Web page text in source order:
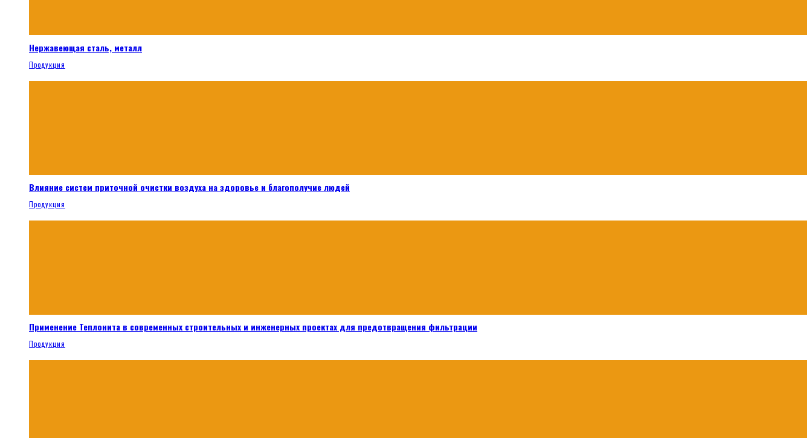
Нержавеющая сталь, металл
Продукция
Влияние систем приточной очистки воздуха на здоровье и благополучие людей
Продукция
Применение Теплонита в современных строительных и инженерных проектах для предотвращения фильтрации
Продукция